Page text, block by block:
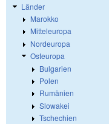
Länder
Marokko
Mitteleuropa
Nordeuropa
Osteuropa
Bulgarien
Polen
Rumänien
Slowakei
Tschechien